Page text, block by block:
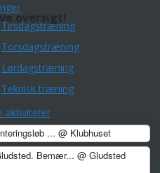
Tirsdagstræning
Torsdagstræning
Lørdagstræning
Teknisk træning
aktiviteter
Championpokalen
Divisionsturneringen
oversigt!
... @ Klubhuset
Bemær... @ Gludsted